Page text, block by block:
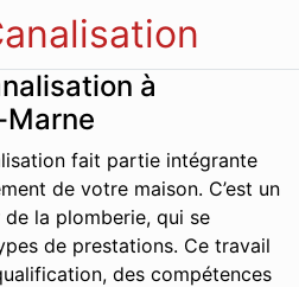
à
fait partie intégrante
de votre maison. C’est un
la plomberie, qui se
de prestations. Ce travail
des compétences